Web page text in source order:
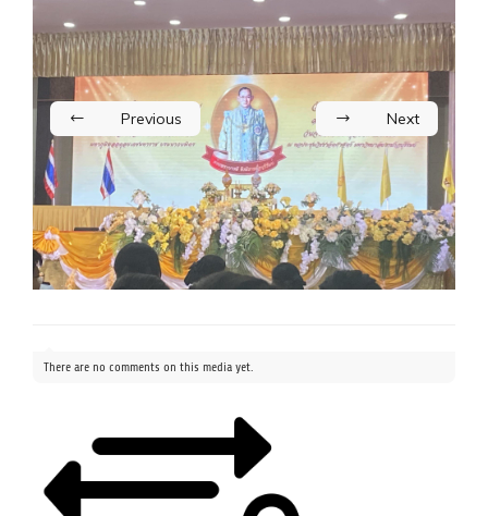
Previous Next
There are no comments on this media yet.